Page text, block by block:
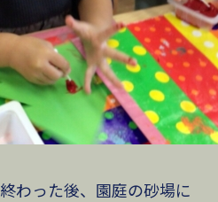
わった後、園庭の砂場に